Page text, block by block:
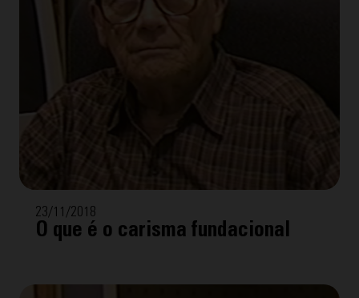
23/11/2018
O que é o carisma fundacional